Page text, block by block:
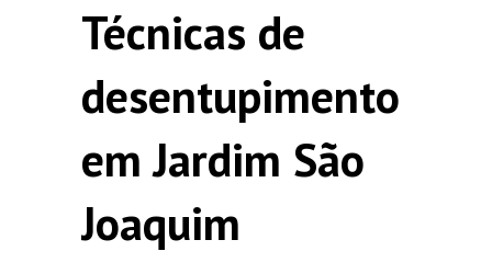
Técnicas de
desentupimento
em Jardim São
Joaquim